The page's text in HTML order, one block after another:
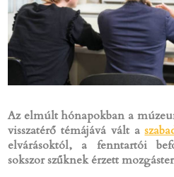
Az elmúlt hónapokban a
visszatérő témájává vált a
elvárásoktól, a fenntartói
sokszor szűknek érzett